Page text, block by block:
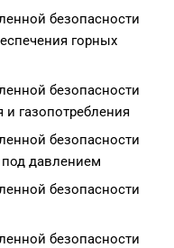
безопасности
горных
безопасности
и газопотребления
безопасности
давлением
безопасности
безопасности